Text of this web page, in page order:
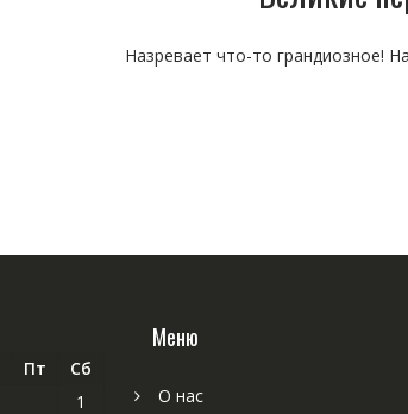
Назревает что-то грандиозное!
Пт
Сб
1
Меню
О нас